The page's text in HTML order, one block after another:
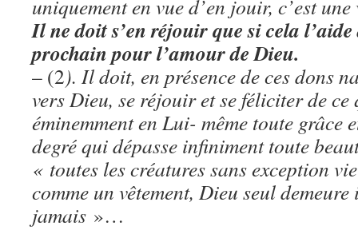
uniquement en vue d’en jouir, c’est
Il ne doit s’en réjouir que si cela
prochain pour l’amour de Dieu.
– (2). Il doit, en présence de ces dons
vers Dieu, se réjouir et se féliciter de ce
éminemment en Lui- même toute grâce
degré qui dépasse infiniment toute
« toutes les créatures sans exception
comme un vêtement, Dieu seul
jamais »…